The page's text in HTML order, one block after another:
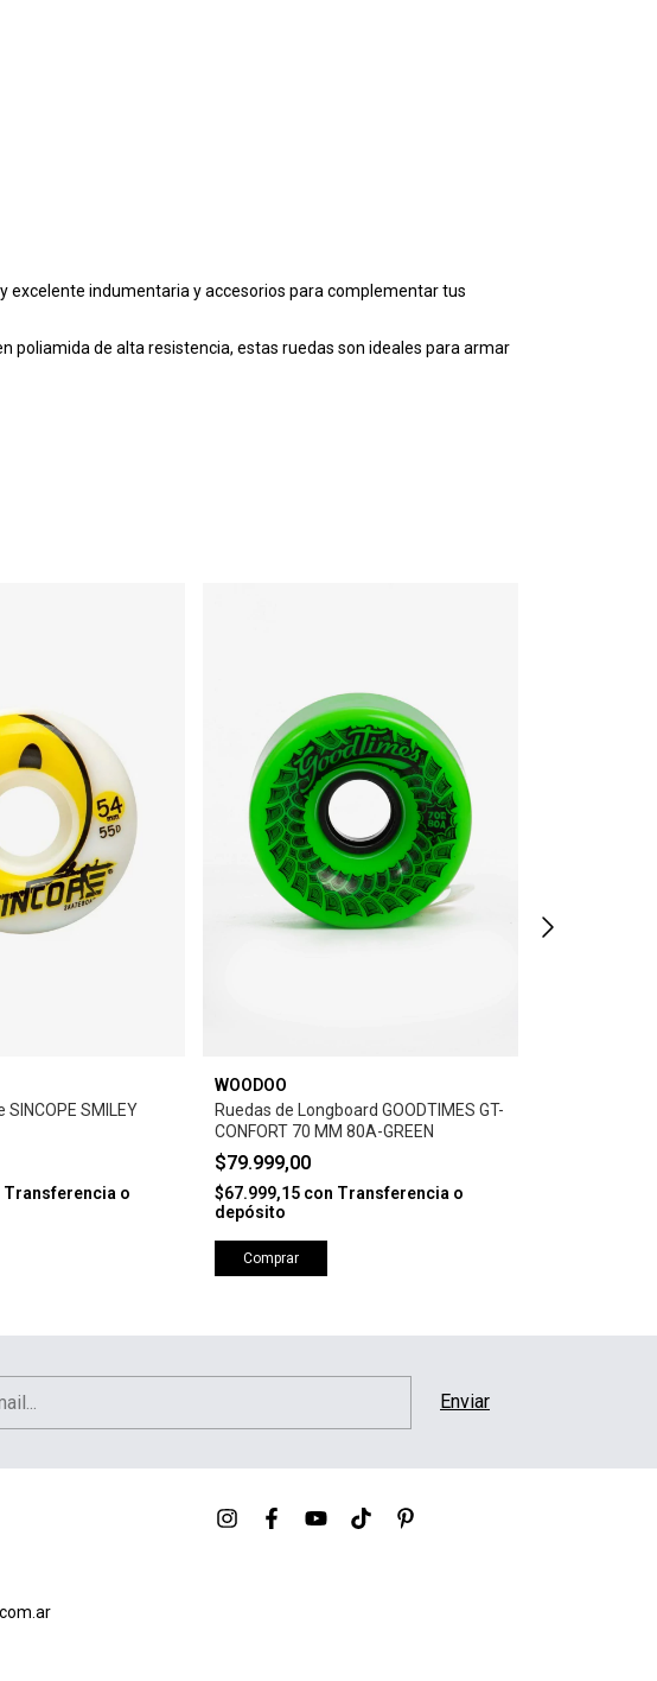
excelente indumentaria y accesorios para complementar tus
poliamida de alta resistencia, estas ruedas son ideales para armar
SMILEY
Transferencia o
WOODOO
Ruedas de Longboard GOODTIMES GT-
CONFORT 70 MM 80A-GREEN
$79.999,00
$67.999,15 con Transferencia o
depósito
Comprar